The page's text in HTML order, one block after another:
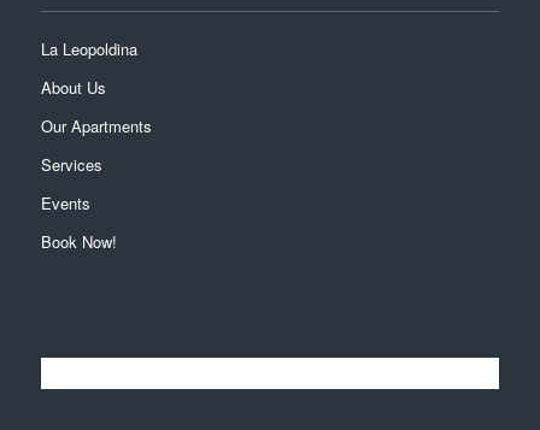
La Leopoldina
About Us
Our Apartments
Services
Events
Book Now!